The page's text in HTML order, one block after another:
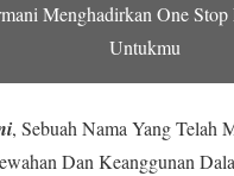
Menghadirkan One Stop
Untukmu
, Sebuah Nama Yang Telah
Dan Keanggunan